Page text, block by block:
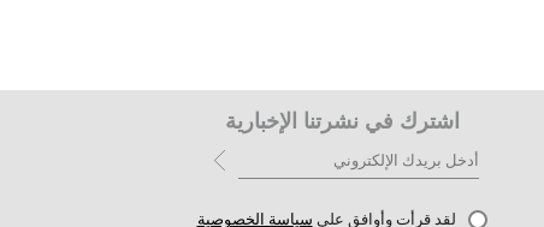
اشترك في نشرتنا الإخبارية
لقد قرأت وأوافق على سياسة الخصوصية